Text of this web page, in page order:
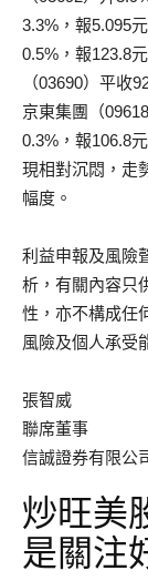
3.3%，報5.095
0.5%，報123.8
（03690）平收
京東集團（
0.3%，報106.8
現相對沉悶，走
幅度。
利益申報及風險
析，有關內容只
性，亦不構成任
風險及個人承受
張智威
聯席董事
信誠證券有限公
炒旺美
是關注